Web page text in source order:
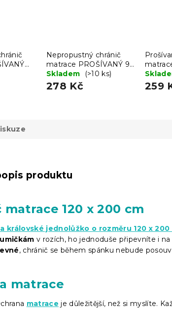
Nepropustný chránič
matrace PROŠÍVANÝ 90
x 200 cm
Skladem (>10 ks)
278 Kč
200
259
produktu
matrace 120 x 200 cm
královské jednolůžko o rozměru 120 x 200
v rozích, ho jednoduše připevníte i
, chránič se během spánku nebude
matrace
matrace je důležitější, než si myslíte.